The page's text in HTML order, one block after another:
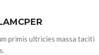
primis ultricies massa taciti